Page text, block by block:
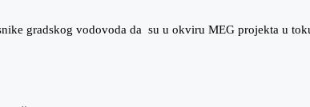
gradskog vodovoda da su u okviru MEG projekta u